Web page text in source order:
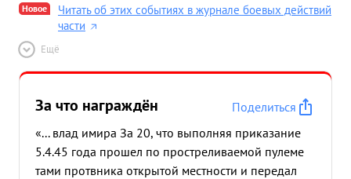
Новое
Читать об этих событиях в журнале боевых действий
части
Ещё
За что награждён
Поделиться
«... влад имира За 20, что выполняя приказание
5.4.45 года прошел по простреливаемой пулеме
тами протвника открытой местности и передал